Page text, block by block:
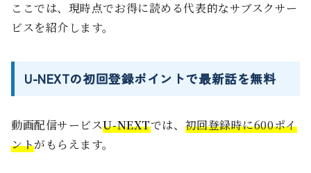
ここでは、現時点でお得に読める代表的なサブスクサー
ビスを紹介します。
U-NEXTの初回登録ポイントで最新話を無料
動画配信サービスU-NEXTでは、 初回登録時に600ポイ
ントがもらえます。